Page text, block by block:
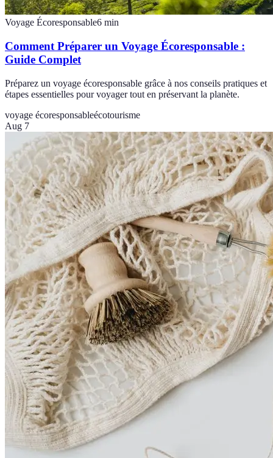
Voyage Écoresponsable6 min
Comment Préparer un Voyage Écoresponsable :
Guide Complet
Préparez un voyage écoresponsable grâce à nos conseils pratiques et
étapes essentielles pour voyager tout en préservant la planète.
voyage écoresponsableécotourisme
Aug 7